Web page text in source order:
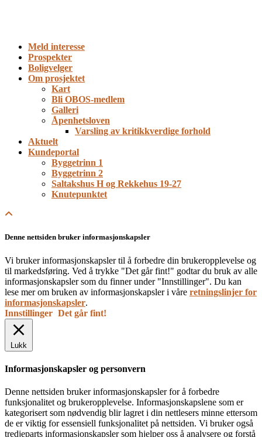
Close
Menu
Meld interesse
Prospekter
Boligvelger
Om prosjektet
Kart
Bli OBOS-medlem
Galleri
Åpenhetsloven
Varsling av kritikkverdige forhold
Aktuelt
Kundeportal
Byggetrinn 1
Byggetrinn 2
Saltakshus H og Rekkehus 19-27
Knutepunktet
Denne nettsiden bruker informasjonskapsler
Vi bruker informasjonskapsler til å forbedre din brukeropplevelse og
til markedsføring. Ved å trykke "Det går fint!" godtar du bruk av alle
informasjonskapsler som du finner under "Innstillinger". Du kan
lese mer om bruken av informasjonskapsler i våre retningslinjer for
informasjonskapsler.
Innstillinger Det går fint!
Lukk
Informasjonskapsler og personvern
Denne nettsiden bruker informasjonskapsler for å forbedre
funksjonalitet og brukeropplevelse. Informasjonskapslene som er
kategorisert som nødvendig blir lagret i din nettlesers minne ettersom
de er viktig for essensiell funksjonalitet på nettsiden. Vi bruker også
tredjeparts informasjonskapsler som hjelper oss å analysere og forstå